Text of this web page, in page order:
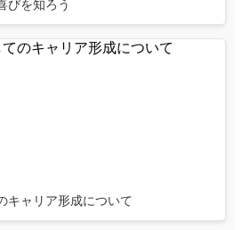
びを知ろう
キャリア形成について